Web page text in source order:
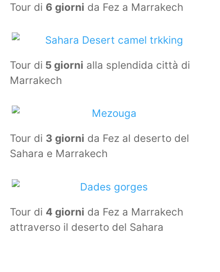
Tour di 6 giorni da Fez a Marrakech
Tour di 5 giorni alla splendida città di
Marrakech
Tour di 3 giorni da Fez al deserto del
Sahara e Marrakech
Tour di 4 giorni da Fez a Marrakech
attraverso il deserto del Sahara